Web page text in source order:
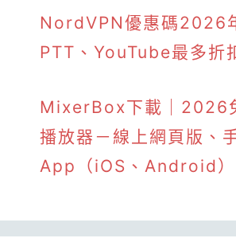
NordVPN優惠碼2026
PTT、YouTube最多折
MixerBox下載｜2026
播放器－線上網頁版、
App（iOS、Android）